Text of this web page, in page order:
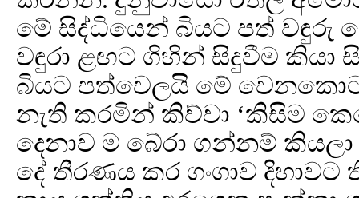
මේ සිද්ධියෙන් බියට පත් වඳුරු
වඳුරා ළඟට ගිහින් සිදුවීම කියා
බියට පත්වෙලයි මේ
නැති කරමින් කිව්වා ‘කිසිම
දෙනාව ම බේරා ගන්නම්
දේ තීරණය කර ගංගාව